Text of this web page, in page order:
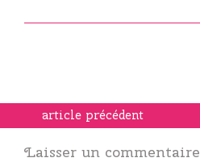
article précédent
Laisser un commentaire